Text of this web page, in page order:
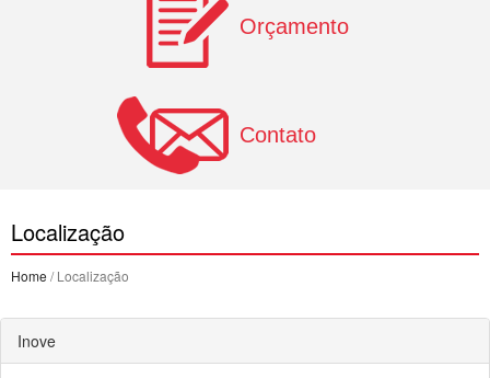
Orçamento
Contato
Localização
Home / Localização
Inove